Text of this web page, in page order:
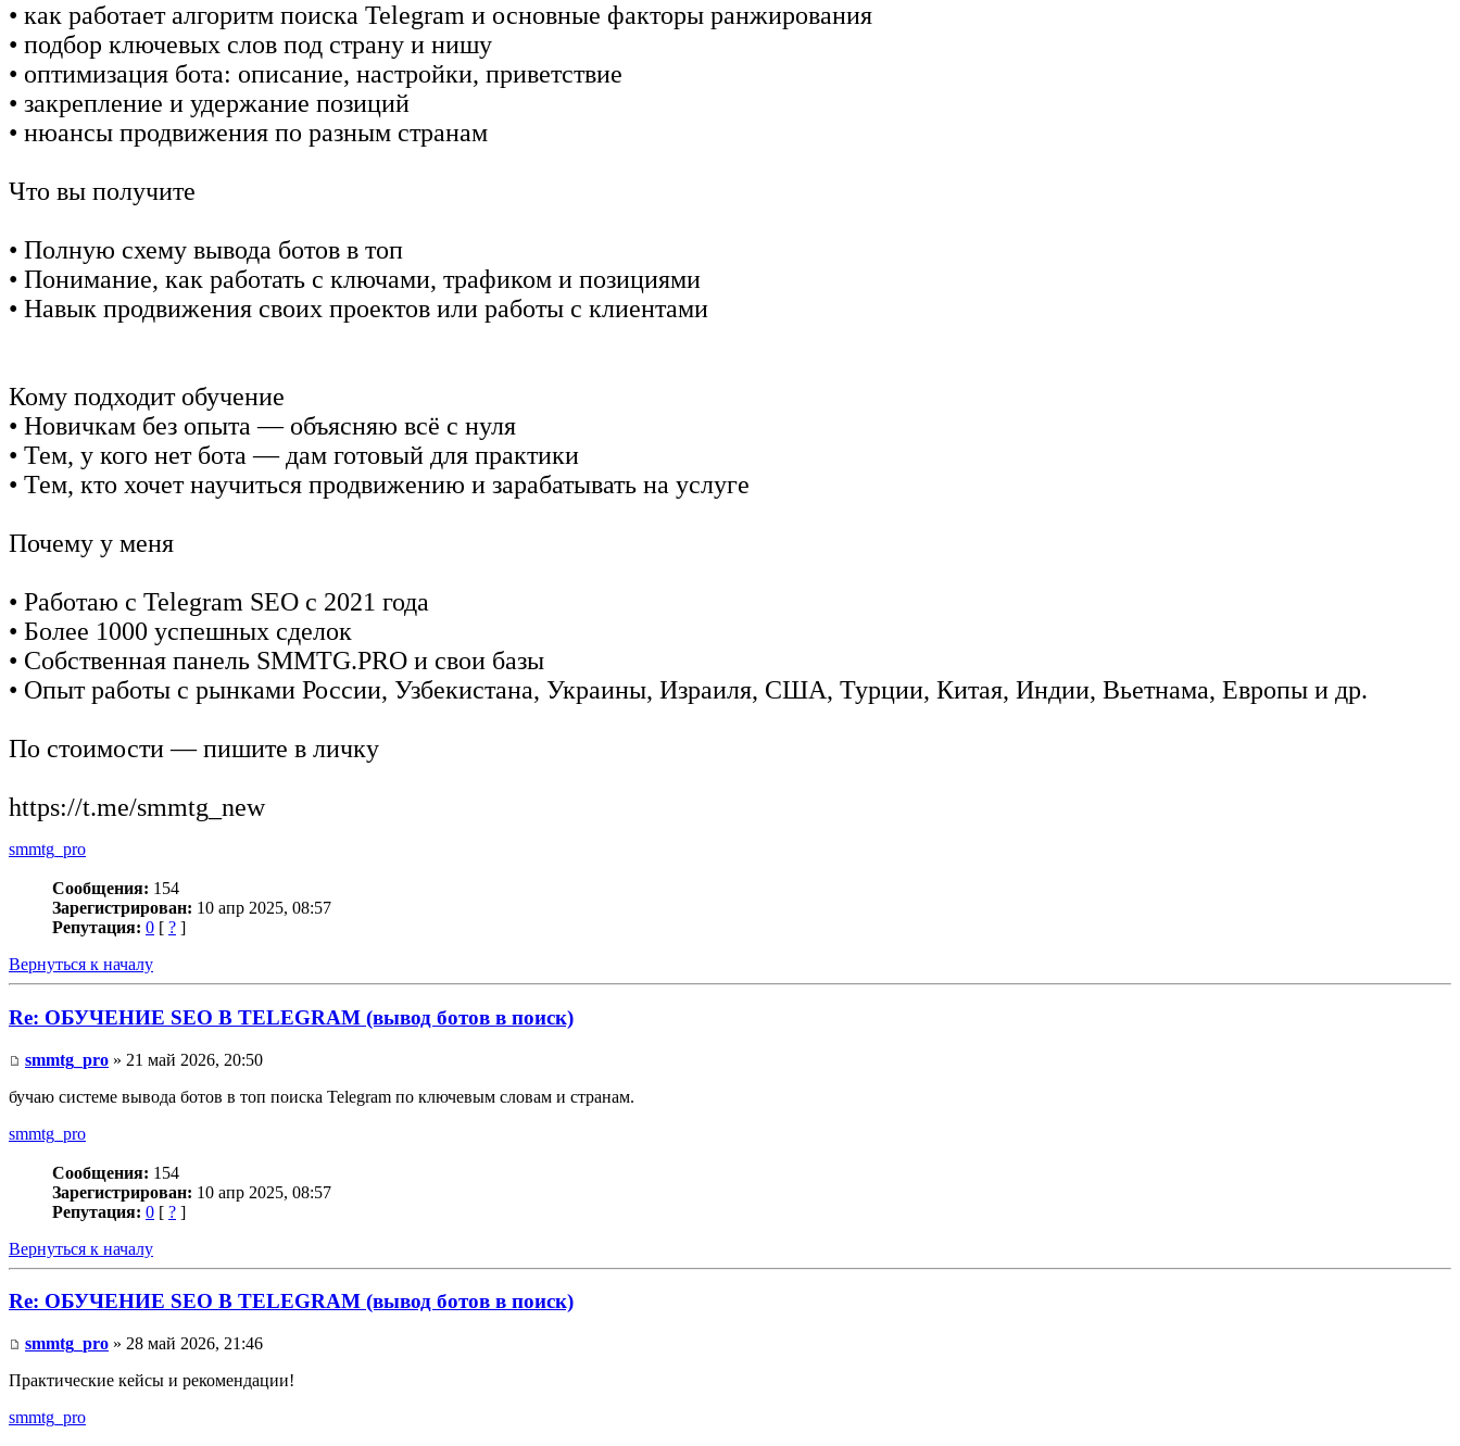
• как работает алгоритм поиска Telegram и основные факторы ранжирования
• подбор ключевых слов под страну и нишу
• оптимизация бота: описание, настройки, приветствие
• закрепление и удержание позиций
• нюансы продвижения по разным странам
Что вы получите
• Полную схему вывода ботов в топ
• Понимание, как работать с ключами, трафиком и позициями
• Навык продвижения своих проектов или работы с клиентами
Кому подходит обучение
• Новичкам без опыта — объясняю всё с нуля
• Тем, у кого нет бота — дам готовый для практики
• Тем, кто хочет научиться продвижению и зарабатывать на услуге
Почему у меня
• Работаю с Telegram SEO с 2021 года
• Более 1000 успешных сделок
• Собственная панель SMMTG.PRO и свои базы
• Опыт работы с рынками России, Узбекистана, Украины, Израиля, США, Турции, Китая, Индии, Вьетнама, Европы и др.
По стоимости — пишите в личку
https://t.me/smmtg_new
smmtg_pro
Сообщения: 154
Зарегистрирован: 10 апр 2025, 08:57
Репутация: 0 [ ? ]
Вернуться к началу
Re: ОБУЧЕНИЕ SEO В TELEGRAM (вывод ботов в поиск)
smmtg_pro » 21 май 2026, 20:50
бучаю системе вывода ботов в топ поиска Telegram по ключевым словам и странам.
smmtg_pro
Сообщения: 154
Зарегистрирован: 10 апр 2025, 08:57
Репутация: 0 [ ? ]
Вернуться к началу
Re: ОБУЧЕНИЕ SEO В TELEGRAM (вывод ботов в поиск)
smmtg_pro » 28 май 2026, 21:46
Практические кейсы и рекомендации!
smmtg_pro